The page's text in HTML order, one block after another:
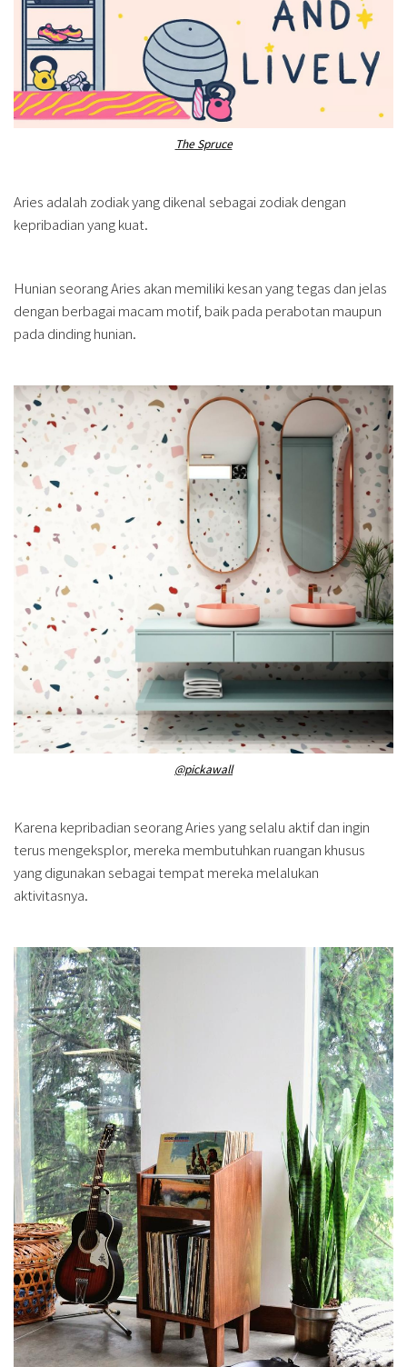
The Spruce
Aries adalah zodiak yang dikenal sebagai zodiak dengan
kepribadian yang kuat.
Hunian seorang Aries akan memiliki kesan yang tegas dan jelas
dengan berbagai macam motif, baik pada perabotan maupun
pada dinding hunian.
@pickawall
Karena kepribadian seorang Aries yang selalu aktif dan ingin
terus mengeksplor, mereka membutuhkan ruangan khusus
yang digunakan sebagai tempat mereka melalukan
aktivitasnya.